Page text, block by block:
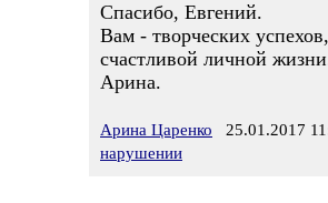
Спасибо, Евгений.
Вам - творческих
счастливой личной
Арина.
Арина Царенко 25.01.2017
нарушении